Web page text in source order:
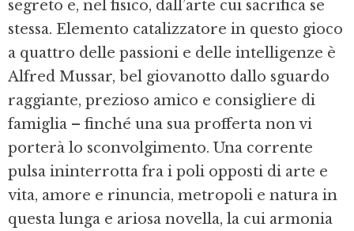
segreto e, nel fisico, dall’arte cui sacrifica se
stessa. Elemento catalizzatore in questo gioco
a quattro delle passioni e delle intelligenze è
Alfred Mussar, bel giovanotto dallo sguardo
raggiante, prezioso amico e consigliere di
famiglia – finché una sua profferta non vi
porterà lo sconvolgimento. Una corrente
pulsa ininterrotta fra i poli opposti di arte e
vita, amore e rinuncia, metropoli e natura in
questa lunga e ariosa novella, la cui armonia